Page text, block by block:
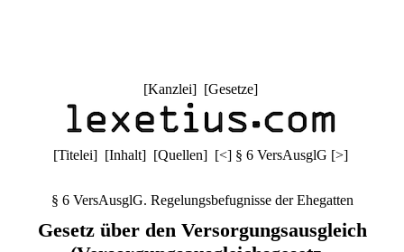
[Kanzlei] [Gesetze]
[Titelei] [Inhalt] [Quellen] [<] § 6 VersAusglG [>]
§ 6 VersAusglG. Regelungsbefugnisse der Ehegatten
Gesetz über den Versorgungsausgleich